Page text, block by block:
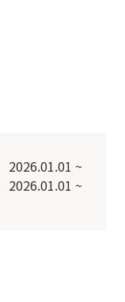
2026.01.01 ~
2026.01.01 ~